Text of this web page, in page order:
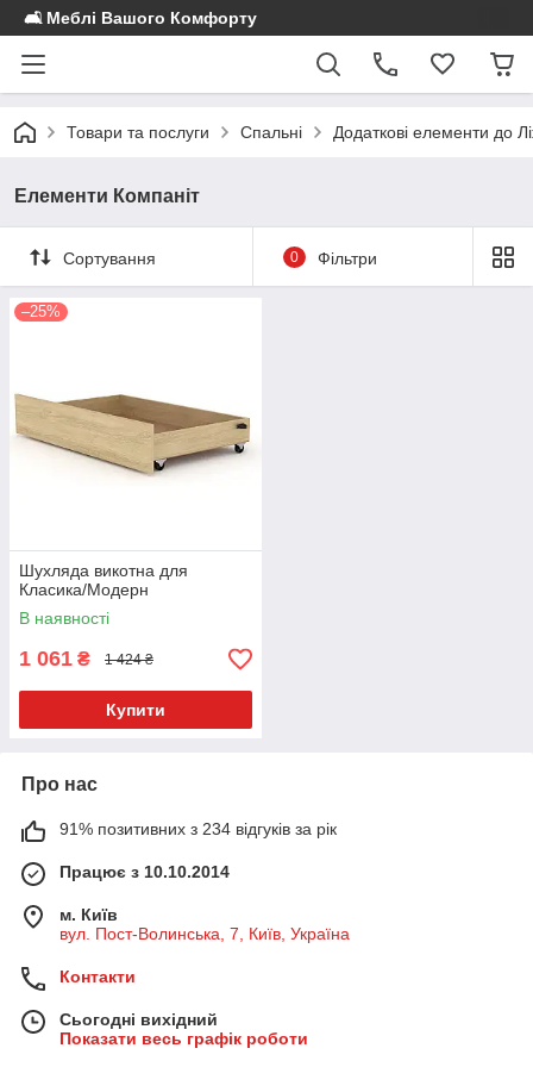
🛋️ Меблі Вашого Комфорту
Товари та послуги Спальні Додаткові елементи до
Елементи Компаніт
Сортування 0 Фільтри
–25%
Шухляда викотна для
Класика/Модерн
В наявності
1 061 ₴ 1 424 ₴
Купити
Про нас
91% позитивних з 234 відгуків за рік
Працює з 10.10.2014
м. Київ
вул. Пост-Волинська, 7, Київ, Україна
Контакти
Сьогодні вихідний
Показати весь графік роботи